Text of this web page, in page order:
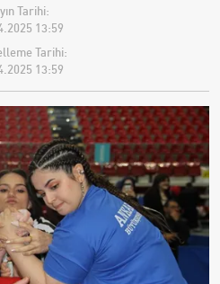
Tarihi:
13:59
Tarihi:
13:59